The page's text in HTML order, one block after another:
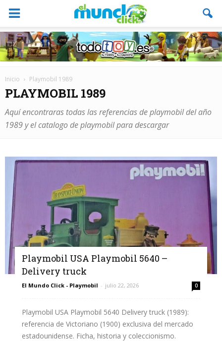
Inicio Playmobil 1989
PLAYMOBIL 1989
Aquí encontraras todas las referencias de playmobil del año
1989 y el catalogo de playmobil para descargar
Playmobil USA Playmobil 5640 –
Delivery truck
El Mundo Click - Playmobil - julio 22, 2026 0
Playmobil USA Playmobil 5640 Delivery truck (1989):
referencia de Victoriano (1900) exclusiva del mercado
estadounidense. Ficha, historia y coleccionismo.